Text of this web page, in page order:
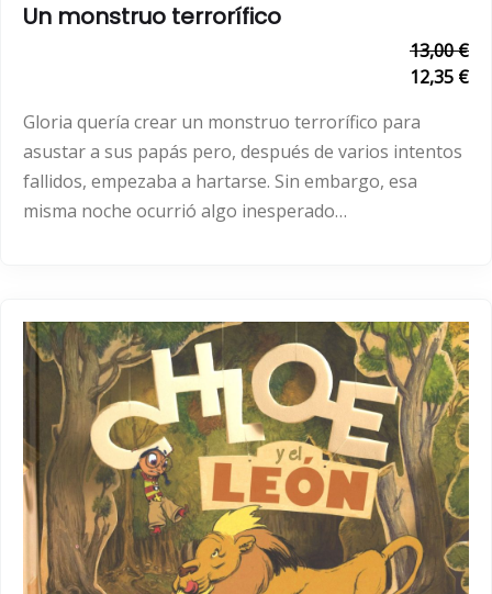
Un monstruo terrorífico
13,00 €
12,35 €
Gloria quería crear un monstruo terrorífico para
asustar a sus papás pero, después de varios intentos
fallidos, empezaba a hartarse. Sin embargo, esa
misma noche ocurrió algo inesperado…